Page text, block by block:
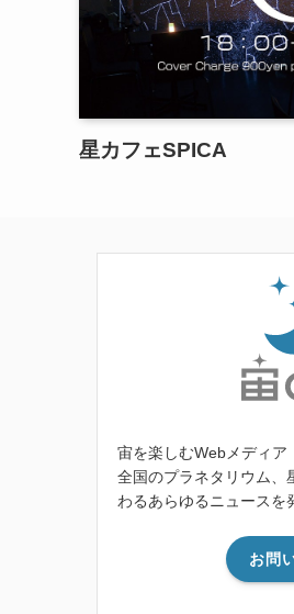
星カフェSPICA
宙を楽しむWebメディア
全国のプラネタリウム、
わるあらゆるニュースを
お問